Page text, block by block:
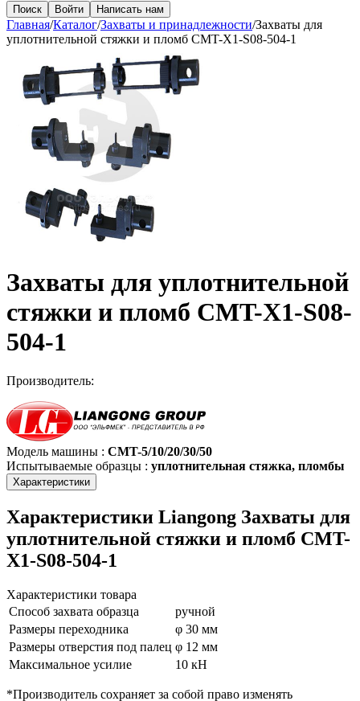
Поиск Войти Написать нам
Главная/Каталог/Захваты и принадлежности/Захваты для
уплотнительной стяжки и пломб CMT-X1-S08-504-1
Захваты для уплотнительной
стяжки и пломб CMT-X1-S08-
504-1
Производитель:
Модель машины : CMT-5/10/20/30/50
Испытываемые образцы : уплотнительная стяжка, пломбы
Характеристики
Характеристики Liangong Захваты для
уплотнительной стяжки и пломб CMT-
X1-S08-504-1
Характеристики товара
Способ захвата образца
ручной
Размеры переходника
φ 30 мм
Размеры отверстия под палец φ 12 мм
Максимальное усилие
10 кН
*Производитель сохраняет за собой право изменять